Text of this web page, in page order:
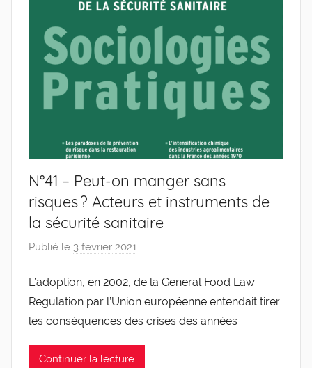
N°41 – Peut-on manger sans
risques ? Acteurs et instruments de
la sécurité sanitaire
Publié le 3 février 2021
r
g
l
L’adoption, en 2002, de la General Food Law
Regulation par l’Union européenne entendait tirer
les conséquences des crises des années
Continuer la lecture